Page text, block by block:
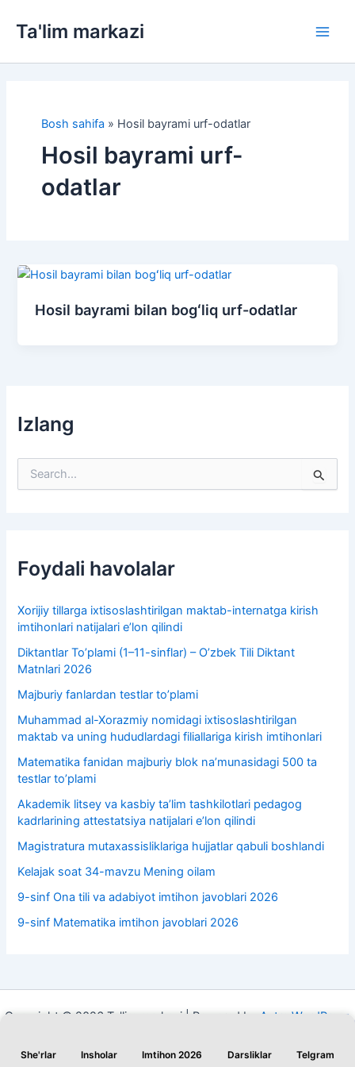
Ta'lim markazi
Bosh sahifa » Hosil bayrami urf-odatlar
Hosil bayrami urf-
odatlar
Hosil bayrami bilan bogʻliq urf-odatlar
Izlang
f
o
:
Foydali havolalar
Xorijiy tillarga ixtisoslashtirilgan maktab-internatga kirish
imtihonlari natijalari e’lon qilindi
Diktantlar To’plami (1–11-sinflar) – O’zbek Tili Diktant
Matnlari 2026
Majburiy fanlardan testlar to’plami
Muhammad al-Xorazmiy nomidagi ixtisoslashtirilgan
maktab va uning hududlardagi filiallariga kirish imtihonlari
Matematika fanidan majburiy blok na’munasidagi 500 ta
testlar to’plami
Akademik litsey va kasbiy taʼlim tashkilotlari pedagog
kadrlarining attestatsiya natijalari e’lon qilindi
Magistratura mutaxassisliklariga hujjatlar qabuli boshlandi
Kelajak soat 34-mavzu Mening oilam
9-sinf Ona tili va adabiyot imtihon javoblari 2026
9-sinf Matematika imtihon javoblari 2026
Copyright © 2026 Ta'lim markazi | Powered by
Astra WordPress
She'rlar Insholar Imtihon 2026 Darsliklar Telgram